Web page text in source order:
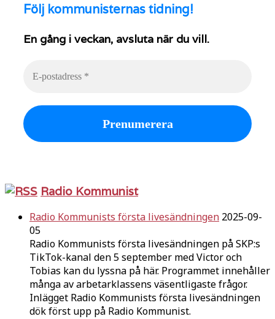
Följ kommunisternas tidning!
En gång i veckan, avsluta när du vill.
Radio Kommunist
Radio Kommunists första livesändningen 2025-09-
05
Radio Kommunists första livesändningen på SKP:s
TikTok-kanal den 5 september med Victor och
Tobias kan du lyssna på här. Programmet innehåller
många av arbetarklassens väsentligaste frågor.
Inlägget Radio Kommunists första livesändningen
dök först upp på Radio Kommunist.